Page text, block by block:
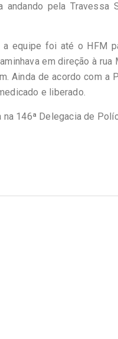
andando pela Travessa
a equipe foi até o HFM
em direção à
Ainda de acordo com
e liberado.
146ª Delegacia de